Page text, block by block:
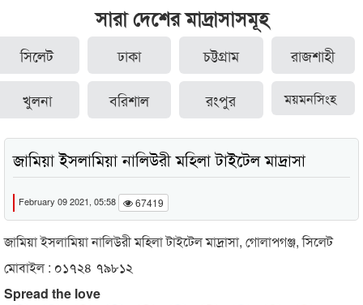
সারা দেশের মাদ্রাসাসমূহ
সিলেট ঢাকা চট্টগ্রাম রাজশাহী
খুলনা বরিশাল রংপুর ময়মনসিংহ
জামিয়া ইসলামিয়া নালিউরী মহিলা টাইটেল মাদ্রাসা
February 09 2021, 05:58 67419
জামিয়া ইসলামিয়া নালিউরী মহিলা টাইটেল মাদ্রাসা, গোলাপগঞ্জ, সিলেট
মোবাইল : ০১৭২৪ ৭৯৮১২
Spread the love